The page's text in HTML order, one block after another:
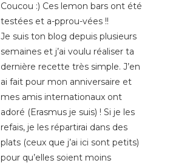
Coucou :) Ces lemon bars ont été
testées et a-pprou-vées !!
Je suis ton blog depuis plusieurs
semaines et j’ai voulu réaliser ta
dernière recette très simple. J’en
ai fait pour mon anniversaire et
mes amis internationaux ont
adoré (Erasmus je suis) ! Si je les
refais, je les répartirai dans des
plats (ceux que j’ai ici sont petits)
pour qu’elles soient moins